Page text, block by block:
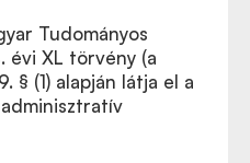
Tudományos
évi XL törvény (a
§ (1) alapján látja el a